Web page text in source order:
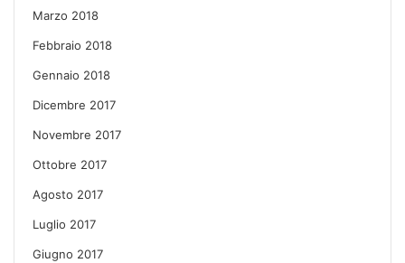
Marzo 2018
Febbraio 2018
Gennaio 2018
Dicembre 2017
Novembre 2017
Ottobre 2017
Agosto 2017
Luglio 2017
Giugno 2017